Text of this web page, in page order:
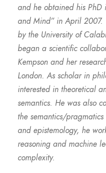
and he obtained his PhD
and Mind” in April 2007.
by the University of
began a scientific
Kempson and her
London. As scholar in
interested in theoretical
semantics. He was also
the semantics/
and epistemology, he
reasoning and machine
complexity.